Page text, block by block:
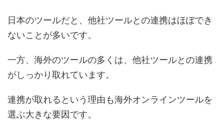
日本のツールだと、他社ツールとの連携はほぼでき
ないことが多いです。
一方、海外のツールの多くは、他社ツールとの連携
がしっかり取れています。
連携が取れるという理由も海外オンラインツールを
選ぶ大きな要因です。